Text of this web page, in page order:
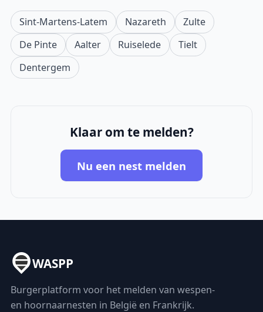
Sint-Martens-Latem Nazareth
Zulte
De Pinte
Aalter Ruiselede
Tielt
Dentergem
Klaar om te melden?
Nu een nest melden
WASPP
Burgerplatform voor het melden van wespen-
en hoornaarnesten in België en Frankrijk.